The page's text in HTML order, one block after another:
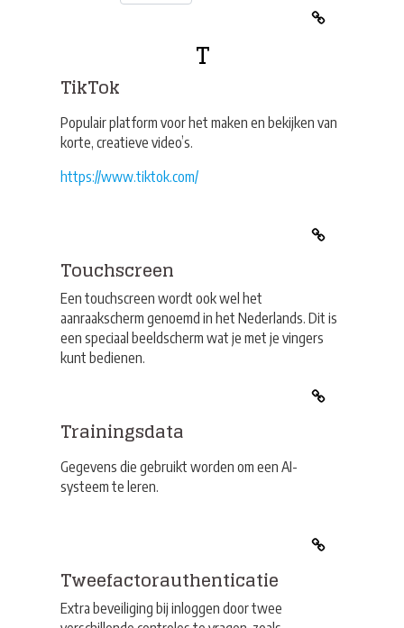
T
TikTok
Populair platform voor het maken en bekijken van
korte, creatieve video’s.
https://www.tiktok.com/
Touchscreen
Een touchscreen wordt ook wel het
aanraakscherm genoemd in het Nederlands. Dit is
een speciaal beeldscherm wat je met je vingers
kunt bedienen.
Trainingsdata
Gegevens die gebruikt worden om een AI-
systeem te leren.
Tweefactorauthenticatie
Extra beveiliging bij inloggen door twee